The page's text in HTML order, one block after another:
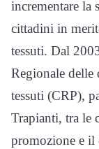
incrementare la
cittadini in
tessuti. Dal
Regionale
tessuti (CRP),
Trapianti, tra le
promozione e il